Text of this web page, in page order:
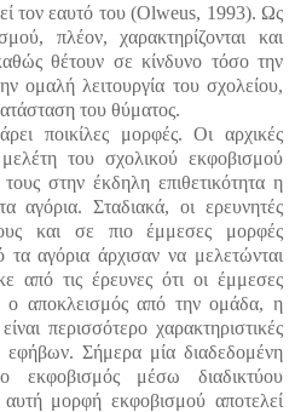
τον εαυτό του (Olweus, 1993). Ως
πλέον, χαρακτηρίζονται και
θέτουν σε κίνδυνο τόσο την
ομαλή λειτουργία του σχολείου,
του θύματος.
ποικίλες μορφές. Οι αρχικές
του σχολικού εκφοβισμού
στην έκδηλη επιθετικότητα η
αγόρια. Σταδιακά, οι ερευνητές
και σε πιο έμμεσες μορφές
τα αγόρια άρχισαν να μελετώνται
από τις έρευνες ότι οι έμμεσες
ο αποκλεισμός από την ομάδα, η
περισσότερο χαρακτηριστικές
Σήμερα μία διαδεδομένη
εκφοβισμός μέσω διαδικτύου
μορφή εκφοβισμού αποτελεί